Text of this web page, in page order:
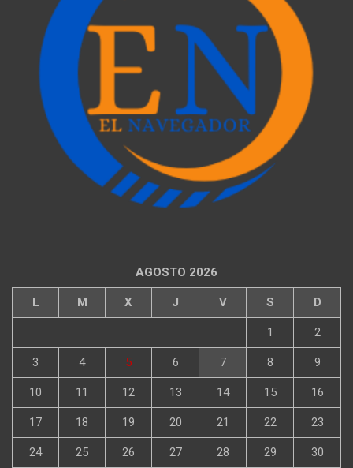
AGOSTO 2026
L M X J V S D
1 2
3 4 5 6 7 8 9
10 11 12 13 14 15 16
17 18 19 20 21 22 23
24 25 26 27 28 29 30